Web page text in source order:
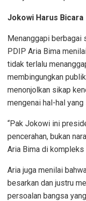
Jokowi Harus Bicara
Menanggapi
PDIP Aria Bima
tidak terlalu
membingungkan
menonjolkan sikap
mengenai hal-hal
“Pak Jokowi ini
pencerahan, bukan
Aria Bima di kompleks
Aria juga menilai
besarkan dan justru
persoalan bangsa